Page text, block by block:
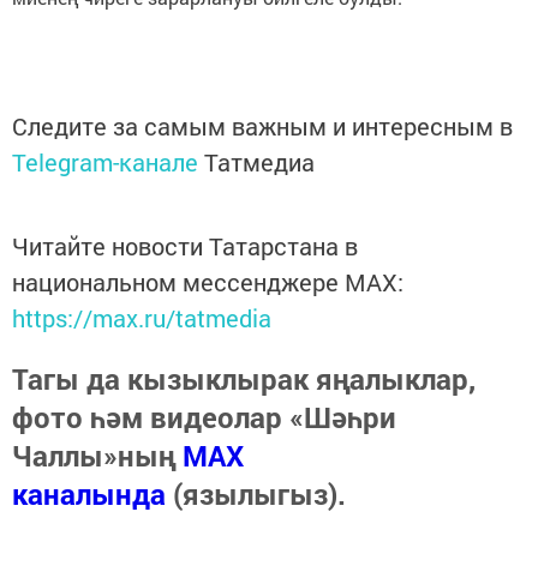
Следите за самым важным и интересным в
Telegram-канале Татмедиа
Читайте новости Татарстана в
национальном мессенджере MАХ:
https://max.ru/tatmedia
Тагы да кызыклырак яңалыклар,
фото һәм видеолар «Шәһри
Чаллы»ныңMAX
каналында (язылыгыз).